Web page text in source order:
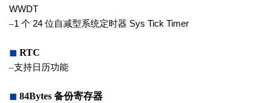
WWDT
–1 个 24 位自减型系统定时器 Sys Tick Timer
◼ RTC
–支持日历功能
◼ 84Bytes 备份寄存器